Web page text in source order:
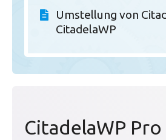
Umstellung von
CitadelaWP
CitadelaWP Pro